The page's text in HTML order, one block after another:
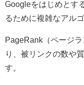
Googleをはじめとす
るために複雑なアル
PageRank（ページ
り、被リンクの数や
す。